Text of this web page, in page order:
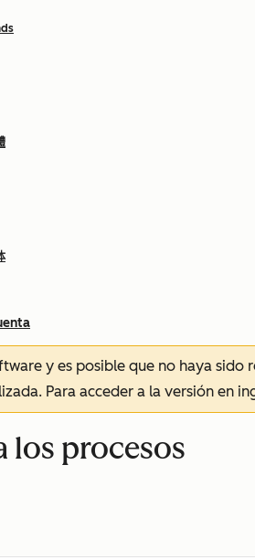
y es posible que no haya sido
Para acceder a la versión en
los procesos